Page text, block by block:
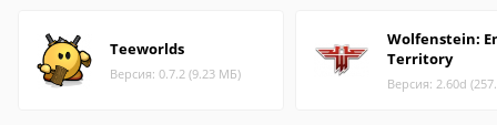
Teeworlds
Версия: 0.7.2 (9.23 МБ)
Wolfenstein:
Territory
Версия: 2.60d